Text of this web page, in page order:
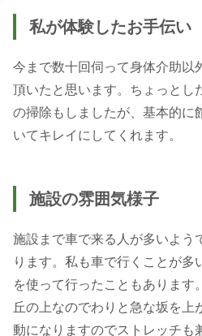
私が体験したお手伝い
今まで数十回伺って身体介助以
頂いたと思います。ちょっとし
の掃除もしましたが、基本的に
いてキレイにしてくれます。
施設の雰囲気様子
施設まで車で来る人が多いよう
ります。私も車で行くことが多
を使って行ったこともあります
丘の上なのでわりと急な坂を上
動になりますのでストレッチも